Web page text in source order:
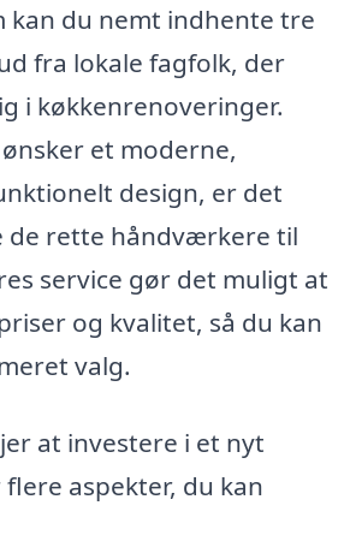
kan du nemt indhente tre
fra lokale fagfolk, der
i køkkenrenoveringer.
et moderne,
design, er det
de rette håndværkere til
service gør det muligt at
og kvalitet, så du kan
valg.
at investere i et nyt
aspekter, du kan